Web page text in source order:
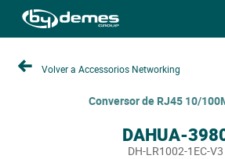
Volver a Accessorios Networking
Conversor de RJ45 10/
DAHUA-
DH-LR1002-1EC-V3